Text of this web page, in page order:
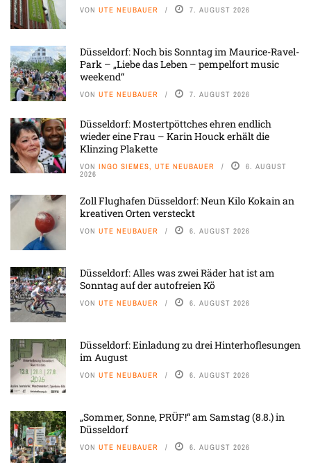
VON UTE NEUBAUER 7. AUGUST 2026
Düsseldorf: Noch bis Sonntag im Maurice-Ravel-
Park – „Liebe das Leben – pempelfort music
weekend“
VON UTE NEUBAUER 7. AUGUST 2026
Düsseldorf: Mostertpöttches ehren endlich
wieder eine Frau – Karin Houck erhält die
Klinzing Plakette
VON INGO SIEMES, UTE NEUBAUER 6. AUGUST
2026
Zoll Flughafen Düsseldorf: Neun Kilo Kokain an
kreativen Orten versteckt
VON UTE NEUBAUER 6. AUGUST 2026
Düsseldorf: Alles was zwei Räder hat ist am
Sonntag auf der autofreien Kö
VON UTE NEUBAUER 6. AUGUST 2026
Düsseldorf: Einladung zu drei Hinterhoflesungen
im August
VON UTE NEUBAUER 6. AUGUST 2026
„Sommer, Sonne, PRÜF!“ am Samstag (8.8.) in
Düsseldorf
VON UTE NEUBAUER 6. AUGUST 2026